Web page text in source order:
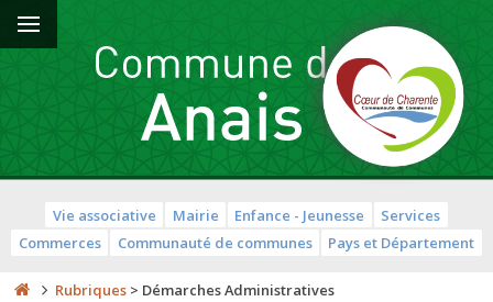
Vie associative Mairie Enfance - Jeunesse
Services
Commerces
Communauté de communes Pays et Département
Rubriques > Démarches Administratives